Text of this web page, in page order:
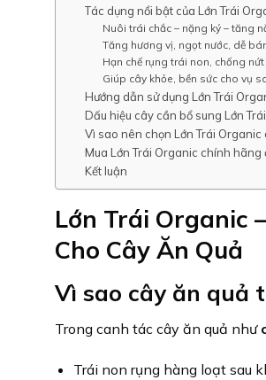
Tác dụng nổi bật của Lớn Trái
Nuôi trái chắc – nặng ký – tăng
Tăng hương vị, ngọt nước, dễ
Hạn chế rụng trái non, chống
Giúp cây khỏe, bền sức cho vụ
Hướng dẫn sử dụng Lớn Trái
Dấu hiệu cây cần bổ sung Lớn
Vì sao nên chọn Lớn Trái Organic
Mua Lớn Trái Organic chính hãng
Kết luận
Lớn Trái Organic
Cho Cây Ăn Quả
Vì sao cây ăn quả
Trong canh tác cây ăn quả như
Trái non rụng hàng loạt sau